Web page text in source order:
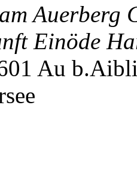
Auerberg
Einöde
Au